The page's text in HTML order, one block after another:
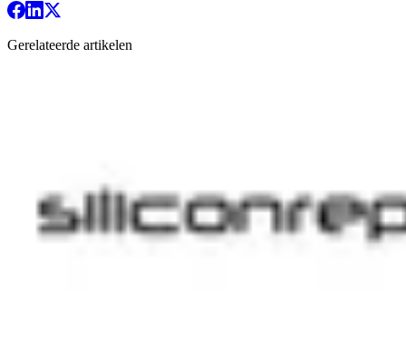
Gerelateerde artikelen